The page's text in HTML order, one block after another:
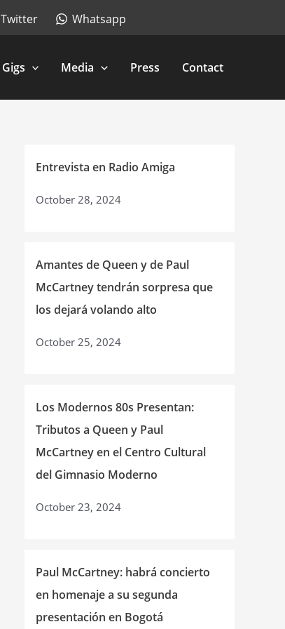
Twitter Whatsapp
Gigs Media Press Contact
Entrevista en Radio Amiga
October 28, 2024
Amantes de Queen y de Paul
McCartney tendrán sorpresa que
los dejará volando alto
October 25, 2024
Los Modernos 80s Presentan:
Tributos a Queen y Paul
McCartney en el Centro Cultural
del Gimnasio Moderno
October 23, 2024
Paul McCartney: habrá concierto
en homenaje a su segunda
presentación en Bogotá